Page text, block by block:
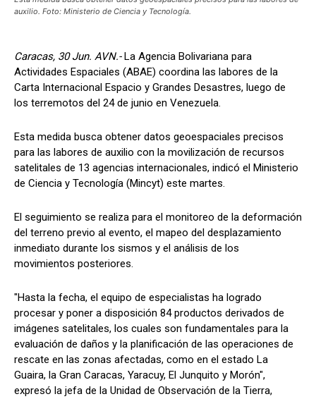
auxilio. Foto: Ministerio de Ciencia y Tecnología.
Caracas, 30 Jun. AVN.- La Agencia Bolivariana para
Actividades Espaciales (ABAE) coordina las labores de la
Carta Internacional Espacio y Grandes Desastres, luego de
los terremotos del 24 de junio en Venezuela.
Esta medida busca obtener datos geoespaciales precisos
para las labores de auxilio con la movilización de recursos
satelitales de 13 agencias internacionales, indicó el Ministerio
de Ciencia y Tecnología (Mincyt) este martes.
El seguimiento se realiza para el monitoreo de la deformación
del terreno previo al evento, el mapeo del desplazamiento
inmediato durante los sismos y el análisis de los
movimientos posteriores.
"Hasta la fecha, el equipo de especialistas ha logrado
procesar y poner a disposición 84 productos derivados de
imágenes satelitales, los cuales son fundamentales para la
evaluación de daños y la planificación de las operaciones de
rescate en las zonas afectadas, como en el estado La
Guaira, la Gran Caracas, Yaracuy, El Junquito y Morón",
expresó la jefa de la Unidad de Observación de la Tierra,